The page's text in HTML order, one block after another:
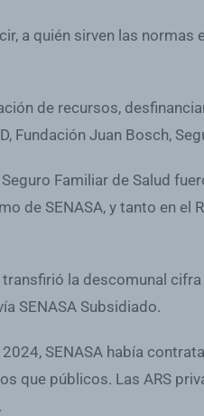
a quién sirven las
de recursos,
Fundación Juan Bosch,
Familiar de Salud
de SENASA, y tanto en
la descomunal
SENASA Subsidiado.
SENASA había
que públicos. Las ARS